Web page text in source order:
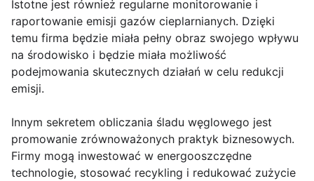
Istotne jest również regularne monitorowanie i
raportowanie emisji gazów cieplarnianych. Dzięki
temu firma będzie miała pełny obraz swojego wpływu
na środowisko i będzie miała możliwość
podejmowania skutecznych działań w celu redukcji
emisji.
Innym sekretem obliczania śladu węglowego jest
promowanie zrównoważonych praktyk biznesowych.
Firmy mogą inwestować w energooszczędne
technologie, stosować recykling i redukować zużycie